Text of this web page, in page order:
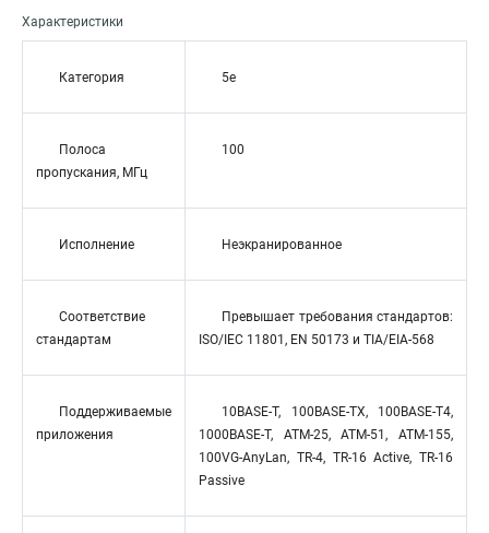
Характеристики
Категория 5e
Полоса
пропускания, МГц
100
Исполнение Неэкранированное
Соответствие
стандартам
Превышает требования стандартов:
ISO/IEC 11801, EN 50173 и TIA/EIA-568
Поддерживаемые
приложения
10BASE-T, 100BASE-TX, 100BASE-T4,
1000BASE-T, ATM-25, ATM-51, ATM-155,
100VG-AnyLan, TR-4, TR-16 Active, TR-16
Passive